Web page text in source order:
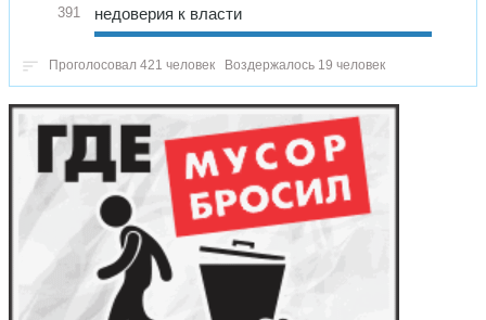
391
недоверия к власти
Проголосовал 421 человек Воздержалось 19 человек